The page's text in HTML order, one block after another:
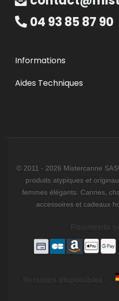
04 93 85 87 90
Informations
Aides Techniques
© 2011 - 2026 Mistercanne
produits atypiques et
femmes élégants. Cannes,
accessoires et cadeaux